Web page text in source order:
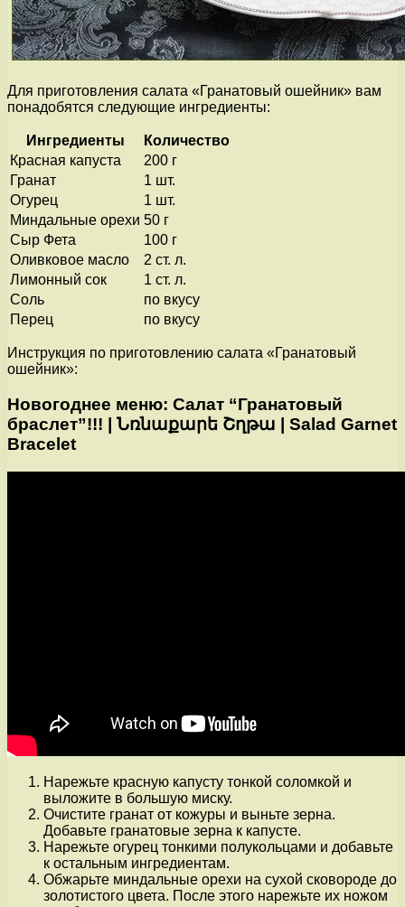
Для приготовления салата «Гранатовый ошейник» вам
понадобятся следующие ингредиенты:
Ингредиенты
Количество
Красная капуста
200 г
Гранат
1 шт.
Огурец
1 шт.
Миндальные орехи 50 г
Сыр Фета
100 г
Оливковое масло
2 ст. л.
Лимонный сок
1 ст. л.
Соль
по вкусу
Перец
по вкусу
Инструкция по приготовлению салата «Гранатовый
ошейник»:
Новогоднее меню: Салат “Гранатовый
браслет”!!! | Նռնաքարե Շղթա | Salad Garnet
Bracelet
Нарежьте красную капусту тонкой соломкой и
выложите в большую миску.
Очистите гранат от кожуры и выньте зерна.
Добавьте гранатовые зерна к капусте.
Нарежьте огурец тонкими полукольцами и добавьте
к остальным ингредиентам.
Обжарьте миндальные орехи на сухой сковороде до
золотистого цвета. После этого нарежьте их ножом